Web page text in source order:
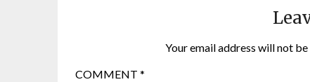
Your email address will not
COMMENT *